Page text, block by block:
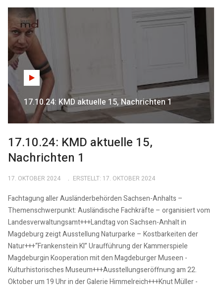
17.10.24: KMD aktuelle 15, Nachrichten 1
17.10.24: KMD aktuelle 15,
Nachrichten 1
17. OKTOBER 2024 ERSTELLT: 17. OKTOBER 2024
Fachtagung aller Ausländerbehörden Sachsen-Anhalts –
Themenschwerpunkt: Ausländische Fachkräfte – organisiert vom
Landesverwaltungsamt+++Landtag von Sachsen-Anhalt in
Magdeburg zeigt Ausstellung Naturparke – Kostbarkeiten der
Natur+++“Frankenstein KI” Uraufführung der Kammerspiele
Magdeburgin Kooperation mit den Magdeburger Museen -
Kulturhistorisches Museum+++Ausstellungseröffnung am 22.
Oktober um 19 Uhr in der Galerie Himmelreich+++Knut Müller -